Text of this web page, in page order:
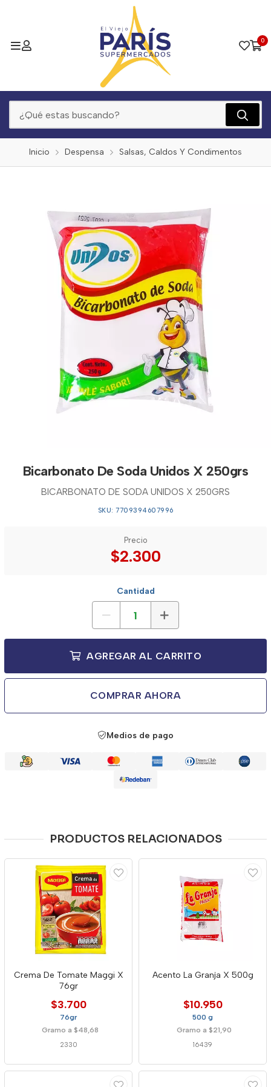
0
Inicio Despensa Salsas, Caldos Y Condimentos
Bicarbonato De Soda Unidos X 250grs
BICARBONATO DE SODA UNIDOS X 250GRS
SKU: 7709394607996
Precio
$2.300
Cantidad
AGREGAR AL CARRITO
COMPRAR AHORA
Medios de pago
PRODUCTOS RELACIONADOS
Crema De Tomate Maggi X
76gr
$3.700
76gr
Gramo a $48,68
2330
Acento La Granja X 500g
$10.950
500 g
Gramo a $21,90
16439